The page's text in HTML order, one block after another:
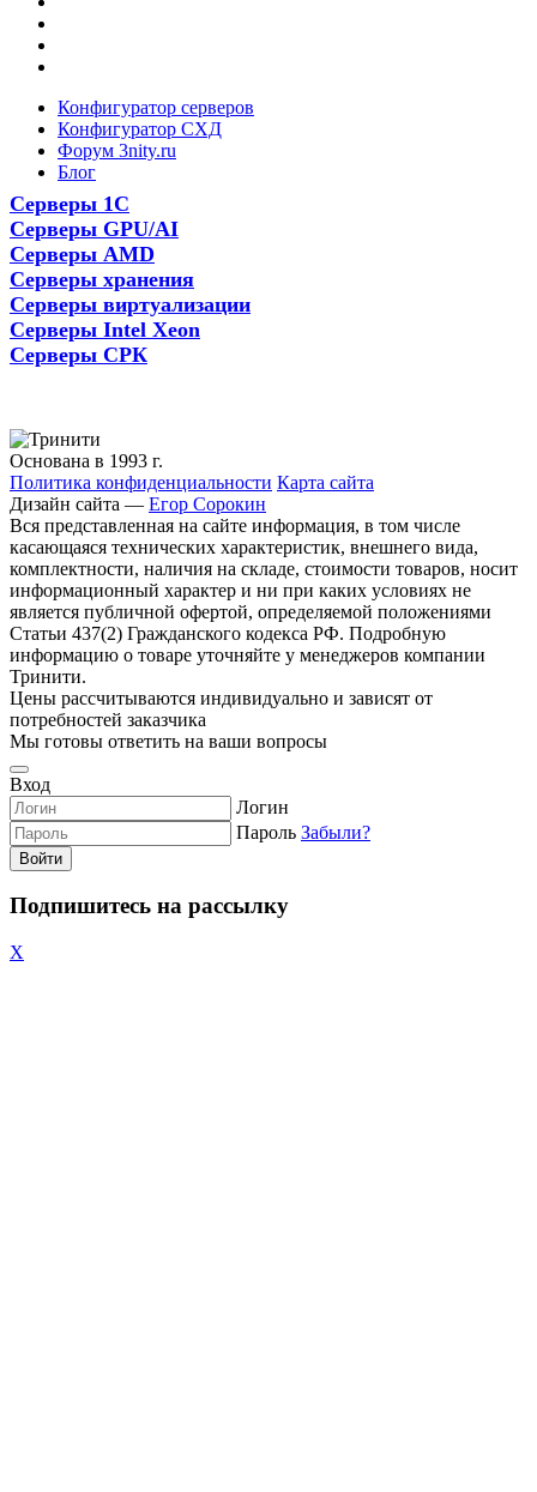
Конфигуратор серверов
Конфигуратор СХД
Форум 3nity.ru
Блог
Серверы 1С
Серверы GPU/AI
Серверы AMD
Серверы хранения
Серверы виртуализации
Серверы Intel Xeon
Серверы СРК
Основана в 1993 г.
Политика конфиденциальности Карта сайта
Дизайн сайта — Егор Сорокин
Вся представленная на сайте информация, в том числе
касающаяся технических характеристик, внешнего вида,
комплектности, наличия на складе, стоимости товаров, носит
информационный характер и ни при каких условиях не
является публичной офертой, определяемой положениями
Статьи 437(2) Гражданского кодекса РФ. Подробную
информацию о товаре уточняйте у менеджеров компании
Тринити.
Цены рассчитываются индивидуально и зависят от
потребностей заказчика
Мы готовы ответить на ваши вопросы
Вход
Логин
Пароль Забыли?
Войти
Подпишитесь на рассылку
X